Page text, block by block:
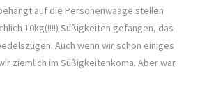
auf die Personenwaage stellen
10kg(!!!!) Süßigkeiten gefangen, das
Auch wenn wir schon einiges
ziemlich im Süßigkeitenkoma. Aber war